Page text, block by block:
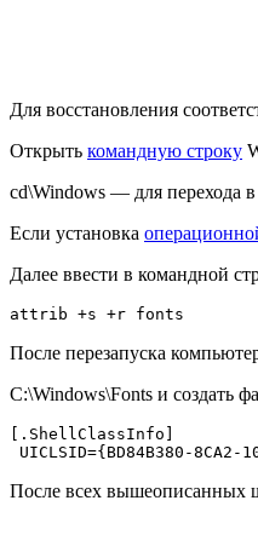
Для восстановления
Открыть командную строку
cd\Windows — для перехода
Если установка
Далее ввести в командной
attrib +s +r fonts
После перезапуска
C:\Windows\Fonts и создать
[.ShellClassInfo]
UICLSID={BD84B380-8CA2-
После всех вышеописанных